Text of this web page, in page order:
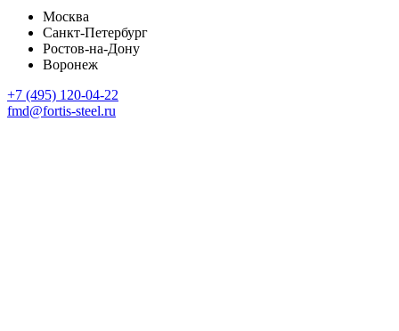
Москва
Санкт-Петербург
Ростов-на-Дону
Воронеж
+7 (495) 120-04-22
fmd@fortis-steel.ru